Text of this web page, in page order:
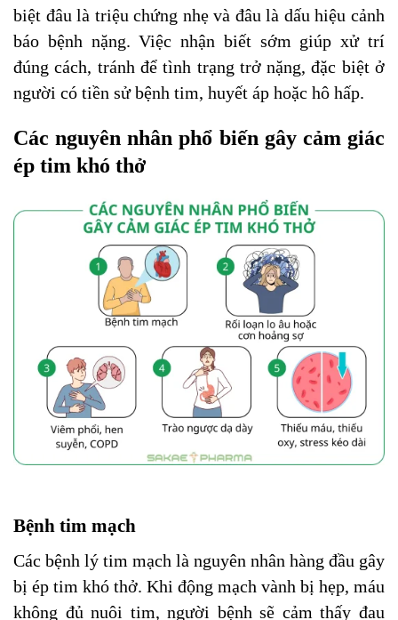
biệt đâu là triệu chứng nhẹ và đâu là dấu hiệu cảnh
báo bệnh nặng. Việc nhận biết sớm giúp xử trí
đúng cách, tránh để tình trạng trở nặng, đặc biệt ở
người có tiền sử bệnh tim, huyết áp hoặc hô hấp.
Các nguyên nhân phổ biến gây cảm giác
ép tim khó thở
Bệnh tim mạch
Các bệnh lý tim mạch là nguyên nhân hàng đầu gây
bị ép tim khó thở. Khi động mạch vành bị hẹp, máu
không đủ nuôi tim, người bệnh sẽ cảm thấy đau